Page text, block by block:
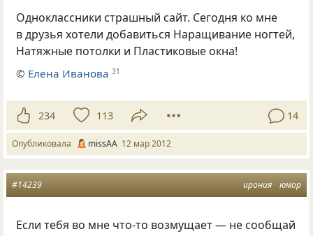
Одноклассники страшный сайт. Сегодня ко мне
в друзья хотели добавиться Наращивание ногтей,
Натяжные потолки и Пластиковые окна!
© Елена Иванова 31
234 113 14
Опубликовала missAA 12 мар 2012
ирония юмор
#14239
Если тебя во мне что-то возмущает — не сообщай